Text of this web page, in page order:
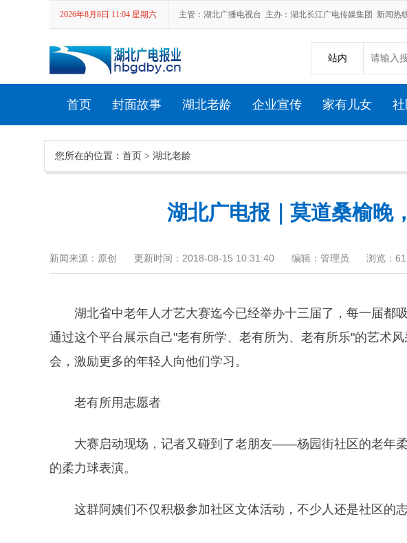
2026年8月8日 11:04 星期六 主管：湖北广播电视台 主办：湖北长江广电传媒集团 新闻热
站内
首页 封面故事 湖北老龄 企业宣传 家有儿女
您所在的位置： 首页 > 湖北老龄
湖北广电报｜莫道桑榆晚
新闻来源：原创 更新时间：2018-08-15 10:31:40 编辑：管理员 浏览：
湖北省中老年人才艺大赛迄今已经举办十三届了，每一届都
通过这个平台展示自己"老有所学、老有所为、老有所乐"的艺术
会，激励更多的年轻人向他们学习。
老有所用志愿者
大赛启动现场，记者又碰到了老朋友——杨园街社区的老年柔
的柔力球表演。
这群阿姨们不仅积极参加社区文体活动，不少人还是社区的志